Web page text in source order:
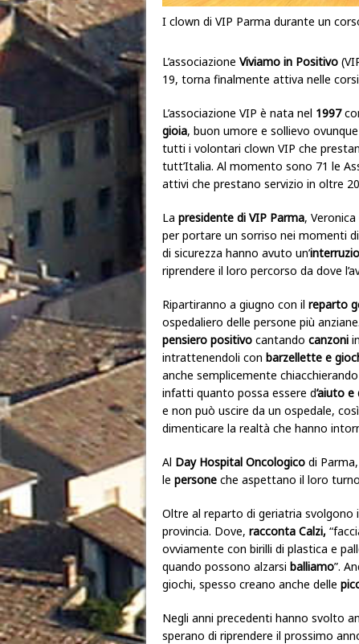
I clown di VIP Parma durante un
L’associazione Viviamo in Positivo
19, torna finalmente attiva nelle
L’associazione VIP è nata nel 1997
gioia, buon umore e sollievo
tutti i volontari clown VIP che
tutt’Italia. Al momento sono 71 le
attivi che prestano servizio in oltre
La presidente di VIP Parma,
per portare un sorriso nei momenti
di sicurezza hanno avuto un’
riprendere il loro percorso da dove
Ripartiranno a giugno con il reparto
ospedaliero delle persone più
pensiero positivo cantando canzoni
intrattenendoli con barzellette e
anche semplicemente
infatti quanto possa essere d’aiuto
e non può uscire da un ospedale,
dimenticare la realtà che hanno
Al Day Hospital Oncologico di
le persone che aspettano il loro
Oltre al reparto di geriatria svolgono
provincia. Dove, racconta Calzi,
ovviamente con birilli di plastica e
quando possono alzarsi balliamo”.
giochi, spesso creano anche delle
Negli anni precedenti hanno svolto
sperano di riprendere il prossimo